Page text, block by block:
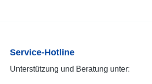
Service-Hotline
Unterstützung und Beratung unter: